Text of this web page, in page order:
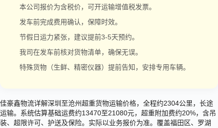
本公司报价为含税价，可开运输增值税发票。
发车前完成费用确认，保障时效。
节假日运力紧张，建议提前3-5天预约。
我司在发车前核对货物清单，确保无误。
特殊货物（生鲜、精密仪器）提前告知，安排专用车辆。
佳豪鑫物流详解深圳至沧州超重货物运输价格，全程约2304公里，长途
运输。系统估算基础运费约13470至21080元，超重附加费约20%，含吊
装、超限许可、护送及保险。实际以业务报价为准。覆盖福田区、罗湖